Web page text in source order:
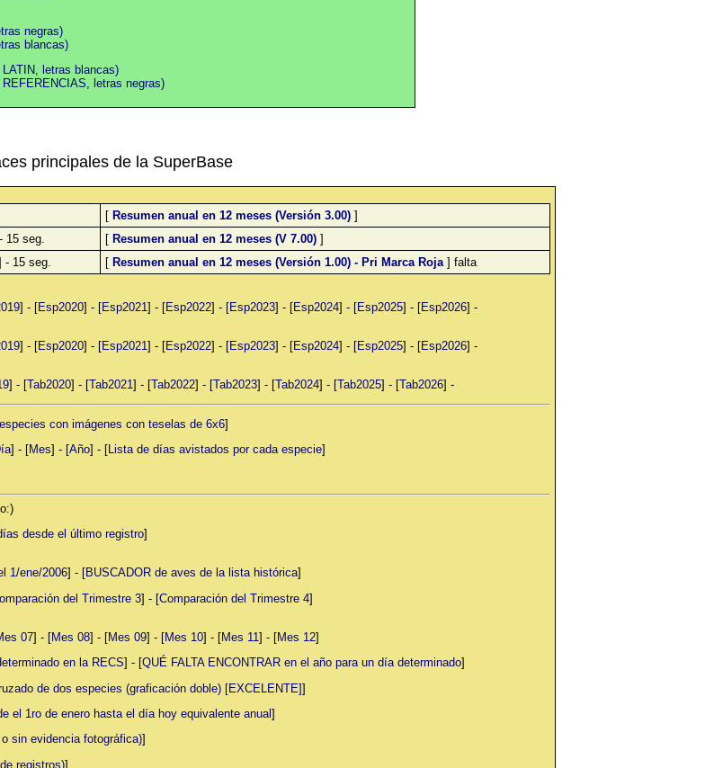
negras)
blancas)
letras blancas)
letras negras)
principales de la SuperBase
[ Resumen anual en 12 meses (Versión 3.00) ]
15 seg. [ Resumen anual en 12 meses (V 7.00) ]
- 15 seg. [ Resumen anual en 12 meses (Versión 1.00) - Pri Marca Roja] falta
] - [Esp2020] - [Esp2021] - [Esp2022] - [Esp2023] - [Esp2024] - [Esp2025] - [Esp2026] -
] - [Esp2020] - [Esp2021 ] - [Esp2022] - [Esp2023] - [Esp2024] - [Esp2025] - [Esp2026] -
] - [Tab2020] - [Tab2021] - [Tab2022] - [Tab2023] - [Tab2024] - [Tab2025] - [Tab2026] -
especies con imágenes con teselas de 6x6]
] - [Mes] - [Año] - [Lista de días avistados por cada especie]
desde el último registro]
1/ene/2006] - [BUSCADOR de aves de la lista histórica]
del Trimestre 3] - [Comparación del Trimestre 4]
07] - [Mes 08] - [Mes 09] - [Mes 10] - [Mes 11 ] - [Mes 12]
en la RECS] - [QUÉ FALTA ENCONTRAR en el año para un día determinado]
de dos especies (graficación doble) [EXCELENTE]]
el 1ro de enero hasta el día hoy equivalente anual ]
sin evidencia fotográfica)]
registros)]